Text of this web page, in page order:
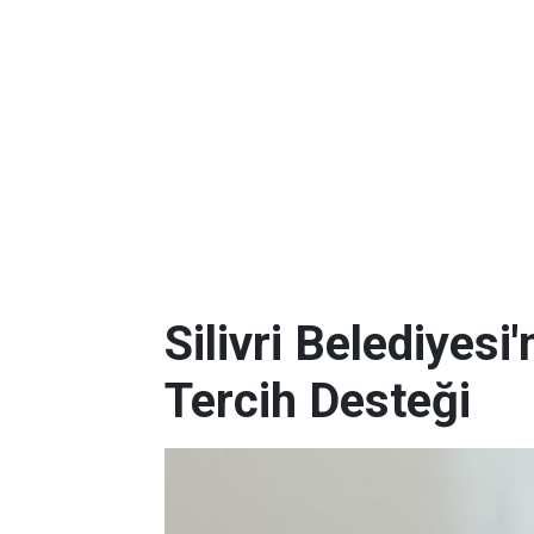
Silivri
Tercih Desteği